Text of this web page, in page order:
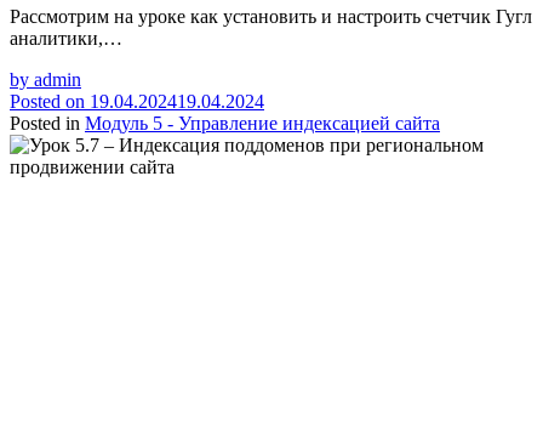
Рассмотрим на уроке как установить и настроить счетчик Гугл
аналитики,…
by admin
Posted on 19.04.202419.04.2024
Posted in Модуль 5 - Управление индексацией сайта